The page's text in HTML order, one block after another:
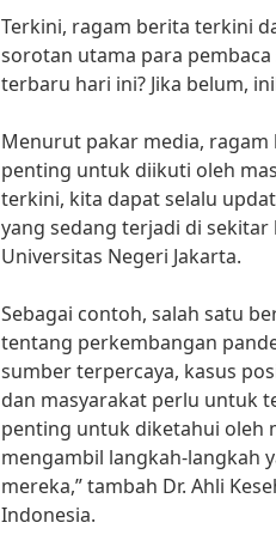
Terkini, ragam berita terkini
sorotan utama para
terbaru hari ini? Jika belum,
Menurut pakar media,
penting untuk diikuti oleh
terkini, kita dapat selalu
yang sedang terjadi di sekitar
Universitas Negeri Jakarta.
Sebagai contoh, salah satu
tentang perkembangan
sumber terpercaya, kasus
dan masyarakat perlu untuk
penting untuk diketahui oleh
mengambil langkah-langkah
mereka,” tambah Dr. Ahli
Indonesia.